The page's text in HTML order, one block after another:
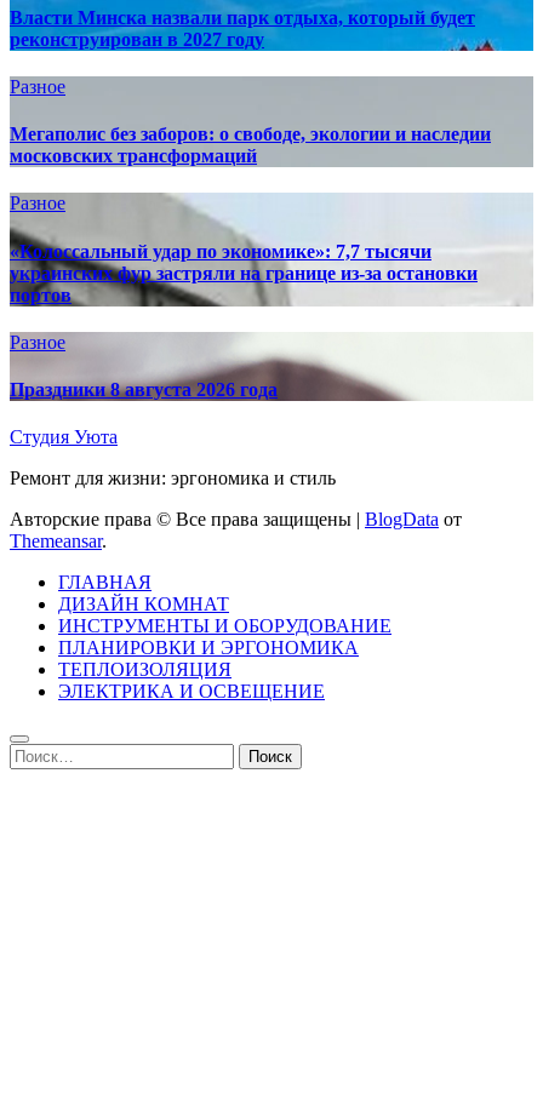
Власти Минска назвали парк отдыха, который будет
реконструирован в 2027 году
Разное
Мегаполис без заборов: о свободе, экологии и наследии
московских трансформаций
Разное
«Колоссальный удар по экономике»: 7,7 тысячи
украинских фур застряли на границе из-за остановки
портов
Разное
Праздники 8 августа 2026 года
Студия Уюта
Ремонт для жизни: эргономика и стиль
Авторские права © Все права защищены | BlogData от
Themeansar.
ГЛАВНАЯ
ДИЗАЙН КОМНАТ
ИНСТРУМЕНТЫ И ОБОРУДОВАНИЕ
ПЛАНИРОВКИ И ЭРГОНОМИКА
ТЕПЛОИЗОЛЯЦИЯ
ЭЛЕКТРИКА И ОСВЕЩЕНИЕ
Найти: